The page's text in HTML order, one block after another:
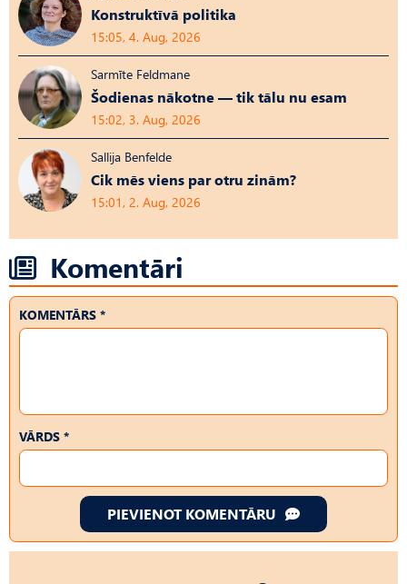
Konstruktīvā politika
15:05, 4. Aug, 2026
Sarmīte Feldmane
Šodienas nākotne — tik tālu nu esam
15:02, 3. Aug, 2026
Sallija Benfelde
Cik mēs viens par otru zinām?
15:01, 2. Aug, 2026
Komentāri
KOMENTĀRS *
VĀRDS *
PIEVIENOT KOMENTĀRU